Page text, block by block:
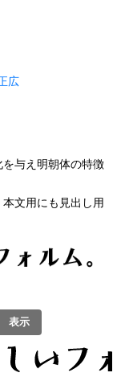
行書体
広
与え明朝体の特徴
文用にも見出し用
表示